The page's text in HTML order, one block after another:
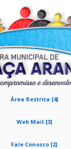
Área Restrita [4]
Web Mail [3]
Fale Conosco [2]